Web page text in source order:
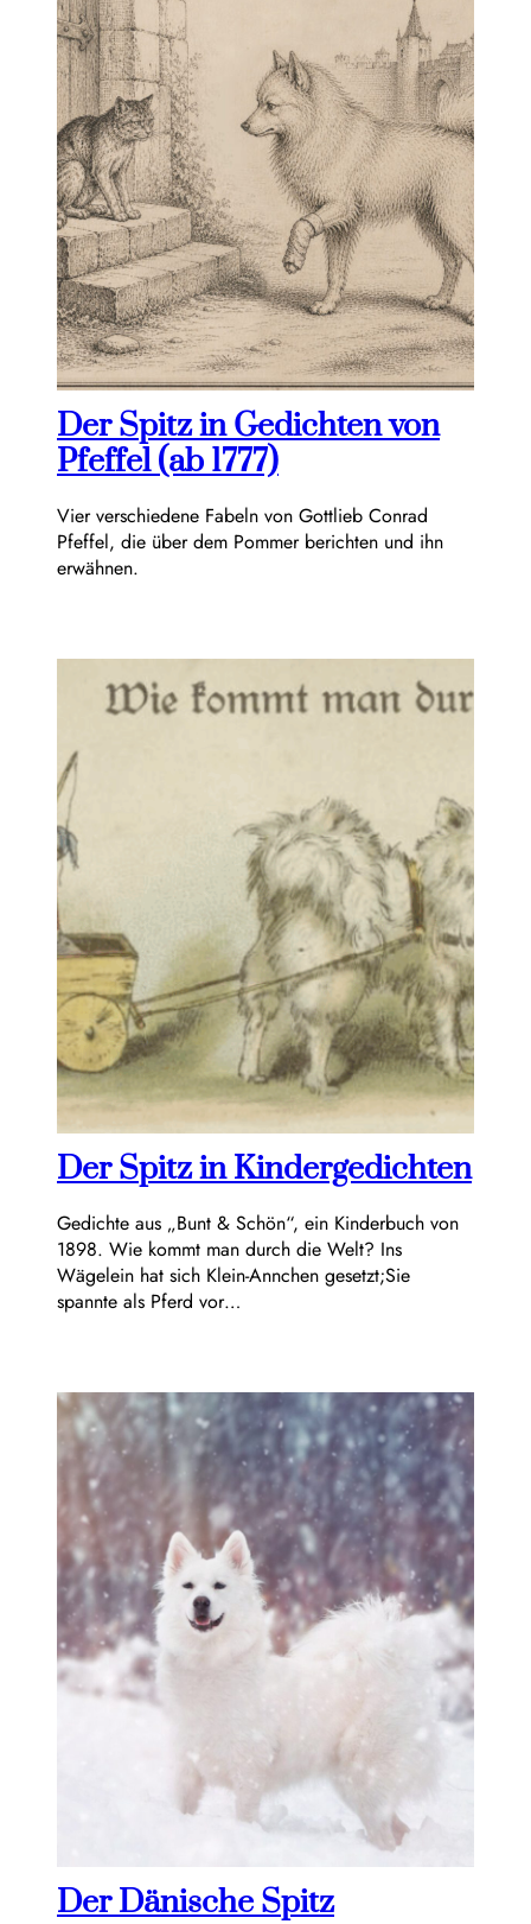
Der Spitz in Gedichten von
Pfeffel (ab 1777)
Vier verschiedene Fabeln von Gottlieb Conrad
Pfeffel, die über dem Pommer berichten und ihn
erwähnen.
Der Spitz in Kindergedichten
Gedichte aus „Bunt & Schön“, ein Kinderbuch von
1898. Wie kommt man durch die Welt? Ins
Wägelein hat sich Klein-Annchen gesetzt;Sie
spannte als Pferd vor…
Der Dänische Spitz